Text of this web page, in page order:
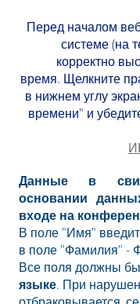
Перед началом
системе (на
корректно
время. Щелкните
в нижнем углу
времени" и
Данные в
основании
входе на
В поле "Имя"
в поле "Фамилия" -
Все поля должны
языке. При